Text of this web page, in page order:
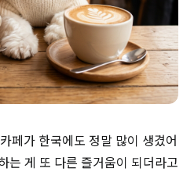
페가 한국에도 정말 많이 생겼어
는 게 또 다른 즐거움이 되더라고